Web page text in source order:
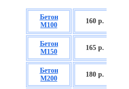
Бетон
М100
160 р.
Бетон
М150
165 р.
Бетон
М200
180 р.